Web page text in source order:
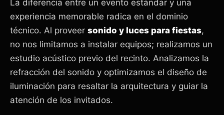
La diferencia entre un evento estándar y una
experiencia memorable radica en el dominio
técnico. Al proveer sonido y luces para fiestas,
no nos limitamos a instalar equipos; realizamos un
estudio acústico previo del recinto. Analizamos la
refracción del sonido y optimizamos el diseño de
iluminación para resaltar la arquitectura y guiar la
atención de los invitados.